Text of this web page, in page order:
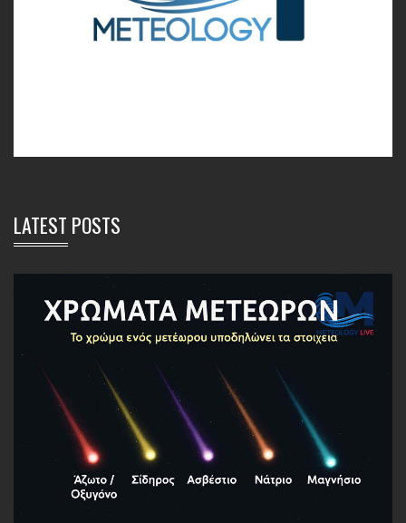
LATEST POSTS